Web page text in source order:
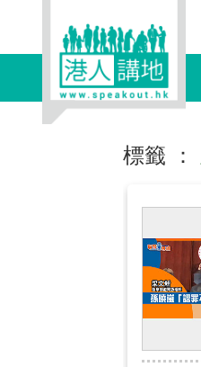
標籤 ：